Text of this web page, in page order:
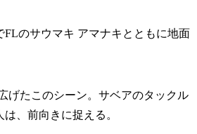
のサウマキ アマナキとともに地面
げたこのシーン。サベアのタックル
、前向きに捉える。